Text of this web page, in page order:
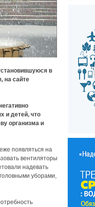
в
на сайте
и детей, что
организма и
появляться на
вентиляторы
надевать
уборами,